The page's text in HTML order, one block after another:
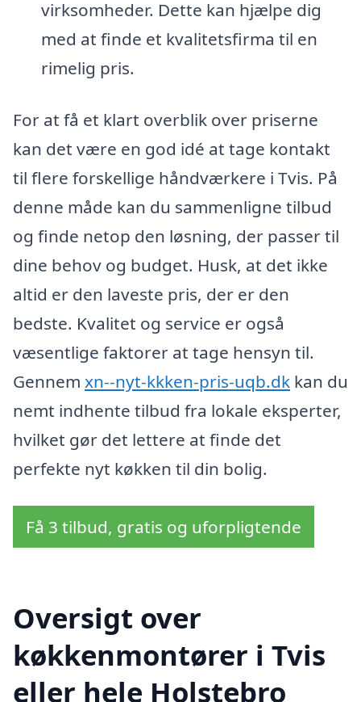
virksomheder. Dette kan hjælpe dig
med at finde et kvalitetsfirma til en
rimelig pris.
For at få et klart overblik over priserne
kan det være en god idé at tage kontakt
til flere forskellige håndværkere i Tvis. På
denne måde kan du sammenligne tilbud
og finde netop den løsning, der passer til
dine behov og budget. Husk, at det ikke
altid er den laveste pris, der er den
bedste. Kvalitet og service er også
væsentlige faktorer at tage hensyn til.
Gennem xn--nyt-kkken-pris-uqb.dk kan du
nemt indhente tilbud fra lokale eksperter,
hvilket gør det lettere at finde det
perfekte nyt køkken til din bolig.
Få 3 tilbud, gratis og uforpligtende
Oversigt over
køkkenmontører i Tvis
eller hele Holstebro